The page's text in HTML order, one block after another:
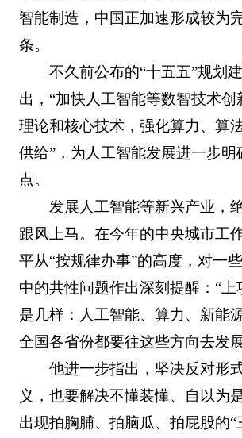
智能制造，中国正加速形成较为
条。
不久前公布的“十五五”规划
出，“加快人工智能等数智技术创
理论和核心技术，强化算力、算
供给”，为人工智能发展进一步明
点。
发展人工智能等新兴产业，
跟风上马。在今年的中央城市工
平从“按规律办事”的高度，对一
中的共性问题作出深刻提醒：“上
是几样：人工智能、算力、新能
全国各省份都要往这些方向去发
他进一步指出，坚决反对形
义，也要解决不懂装懂、自以为
出现拍胸脯、拍脑瓜、拍屁股的“